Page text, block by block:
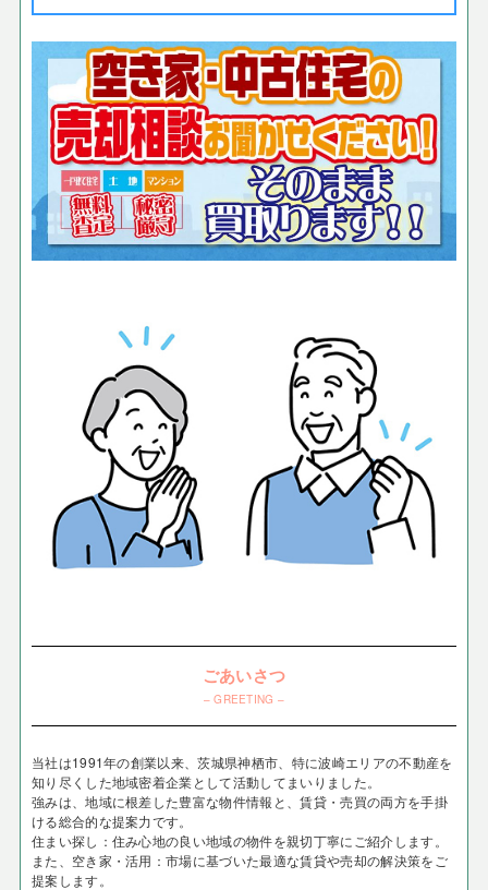
ごあいさつ
– GREETING –
当社は1991年の創業以来、茨城県神栖市、特に波崎エリアの不動産を
知り尽くした地域密着企業として活動してまいりました。
強みは、地域に根差した豊富な物件情報と、賃貸・売買の両方を手掛
ける総合的な提案力です。
住まい探し：住み心地の良い地域の物件を親切丁寧にご紹介します。
また、空き家・活用：市場に基づいた最適な賃貸や売却の解決策をご
提案します。